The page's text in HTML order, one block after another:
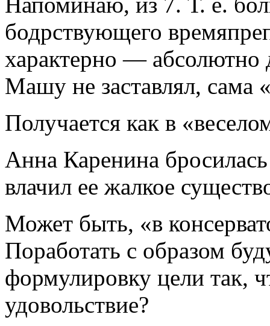
бодрствующего
характерно — абсолютно
Машу не заставлял, сама
Получается как в
Анна Каренина
влачил ее жалкое
Может быть, «в
Поработать с образом
формулировку цели так,
удовольствие?